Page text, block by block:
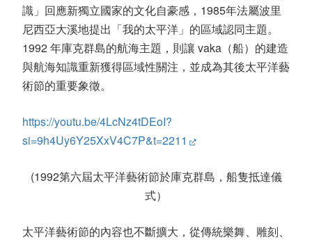
識」回應新獨立國家的文化自豪感， 1985年法屬波里
尼西亞大溪地提出「我的太平洋」的區域認同主題。
1992年庫克群島的航海主題，則讓 vaka （船）的建造
與航海知識重新獲得區域性關注，並成為其後太平洋藝
術節的重要象徵。
https://youtu.be/4LcNz4tDEoI?
si=9h4Uy6Y25XxV4C7P&t=2211
(1992第六屆太平洋藝術節於庫克群島，船隻抵達儀
式）
太平洋藝術節的內容也不斷擴大，從傳統樂舞、雕刻、